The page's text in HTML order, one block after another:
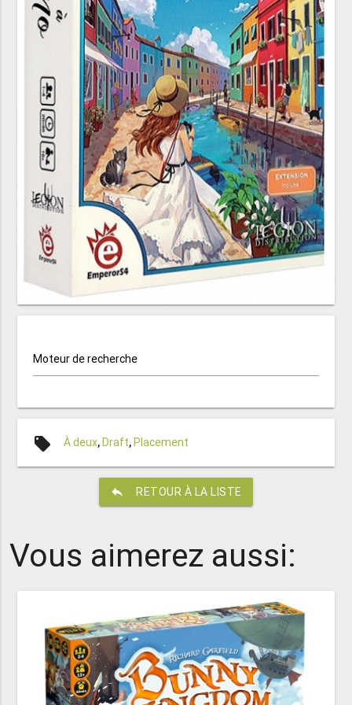
Moteur de recherche
local_offer À deux,Draft,Placement
reply RETOUR À LA LISTE
Vous aimerez aussi: